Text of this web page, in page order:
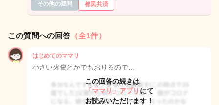
その他の疑問 都民共済
この質問への回答 （全1件）
はじめてのママリ
小さい火傷とかでもおりるので…
この回答の続きは
「ママリ」アプリ にて
お読みいただけます！